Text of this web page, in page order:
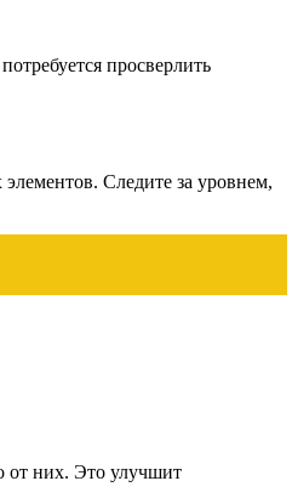
просверлить
Следите за уровнем,
от них. Это улучшит